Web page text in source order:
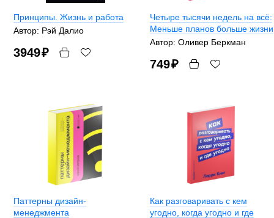
Принципы. Жизнь и работа
Автор: Рэй Далио
3949₽
Четыре тысячи недель на всё:
Меньше планов больше жизни
Автор: Оливер Беркман
749₽
Паттерны дизайн-
менеджмента
Как разговаривать с кем
угодно, когда угодно и где